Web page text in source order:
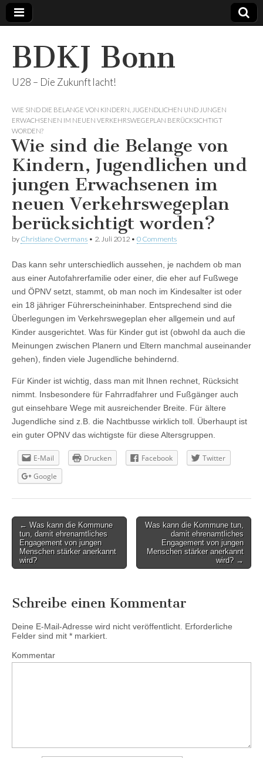
BDKJ Bonn
U28 – Die Zukunft lacht!
WIE SIND DIE BELANGE VON KINDERN, JUGENDLICHEN UND JUNGEN
ERWACHSENEN IM NEUEN VERKEHRSWEGEPLAN BERÜCKSICHTIGT
WORDEN?
Wie sind die Belange von
Kindern, Jugendlichen und
jungen Erwachsenen im
neuen Verkehrswegeplan
berücksichtigt worden?
by Christiane Overmans • 2. Juli 2012 • 0 Comments
Das kann sehr unterschiedlich aussehen, je nachdem ob man
aus einer Autofahrerfamilie oder einer, die eher auf Fußwege
und ÖPNV setzt, stammt, ob man noch im Kindesalter ist oder
ein 18 jähriger Führerscheininhaber. Entsprechend sind die
Überlegungen im Verkehrswegeplan eher allgemein und auf
Kinder ausgerichtet. Was für Kinder gut ist (obwohl da auch die
Meinungen zwischen Planern und Eltern manchmal auseinander
gehen), finden viele Jugendliche behindernd.
Für Kinder ist wichtig, dass man mit Ihnen rechnet, Rücksicht
nimmt. Insbesondere für Fahrradfahrer und Fußgänger auch
gut einsehbare Wege mit ausreichender Breite. Für ältere
Jugendliche sind z.B. die Nachtbusse wirklich toll. Überhaupt ist
ein guter OPNV das wichtigste für diese Altersgruppen.
E-Mail Drucken Facebook
Twitter
Google
Post navigation
← Was kann die Kommune
tun, damit ehrenamtliches
Engagement von jungen
Menschen stärker anerkannt
wird?
Was kann die Kommune tun,
damit ehrenamtliches
Engagement von jungen
Menschen stärker anerkannt
wird? →
Schreibe einen Kommentar
Deine E-Mail-Adresse wird nicht veröffentlicht. Erforderliche
Felder sind mit * markiert.
Kommentar